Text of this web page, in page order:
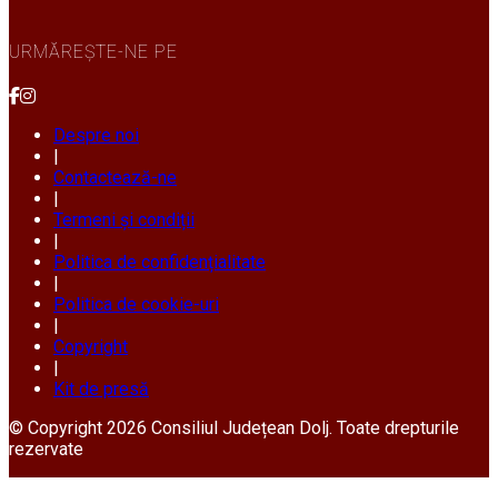
URMĂREȘTE-NE PE
Despre noi
|
Contactează-ne
|
Termeni și condiții
|
Politica de confidențialitate
|
Politica de cookie-uri
|
Copyright
|
Kit de presă
© Copyright 2026 Consiliul Județean Dolj. Toate drepturile
rezervate